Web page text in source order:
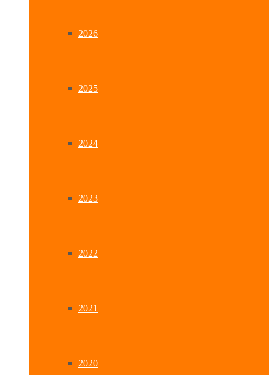
2026
2025
2024
2023
2022
2021
2020